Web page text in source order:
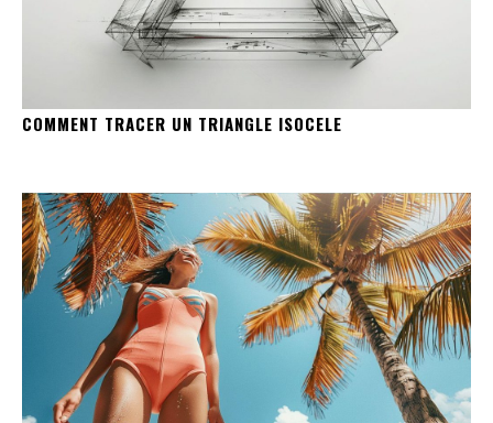
COMMENT TRACER UN TRIANGLE ISOCELE